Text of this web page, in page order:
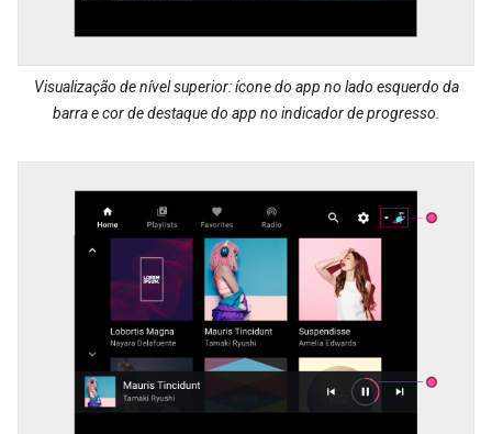
Visualização de nível superior: ícone do app no lado esquerdo da
barra e cor de destaque do app no indicador de progresso.